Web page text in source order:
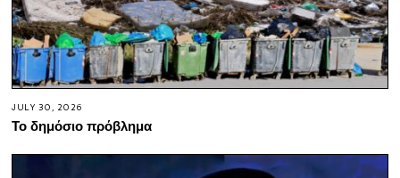
JULY 30, 2026
Το δημόσιο πρόβλημα